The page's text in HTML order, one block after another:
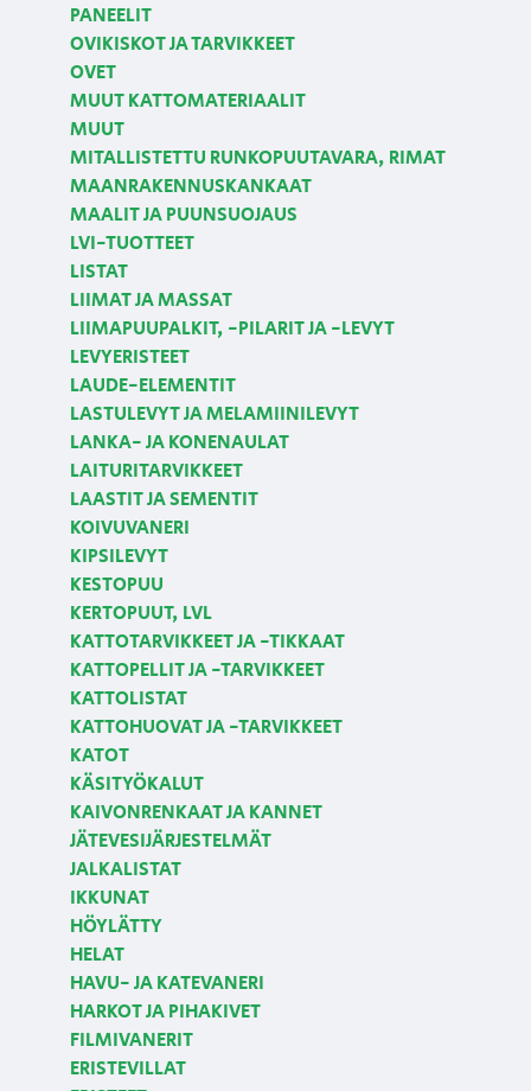
PANEELIT
OVIKISKOT JA TARVIKKEET
OVET
MUUT KATTOMATERIAALIT
MUUT
MITALLISTETTU RUNKOPUUTAVARA, RIMAT
MAANRAKENNUSKANKAAT
MAALIT JA PUUNSUOJAUS
LVI-TUOTTEET
LISTAT
LIIMAT JA MASSAT
LIIMAPUUPALKIT, -PILARIT JA -LEVYT
LEVYERISTEET
LAUDE-ELEMENTIT
LASTULEVYT JA MELAMIINILEVYT
LANKA- JA KONENAULAT
LAITURITARVIKKEET
LAASTIT JA SEMENTIT
KOIVUVANERI
KIPSILEVYT
KESTOPUU
KERTOPUUT, LVL
KATTOTARVIKKEET JA -TIKKAAT
KATTOPELLIT JA -TARVIKKEET
KATTOLISTAT
KATTOHUOVAT JA -TARVIKKEET
KATOT
KÄSITYÖKALUT
KAIVONRENKAAT JA KANNET
JÄTEVESIJÄRJESTELMÄT
JALKALISTAT
IKKUNAT
HÖYLÄTTY
HELAT
HAVU- JA KATEVANERI
HARKOT JA PIHAKIVET
FILMIVANERIT
ERISTEVILLAT